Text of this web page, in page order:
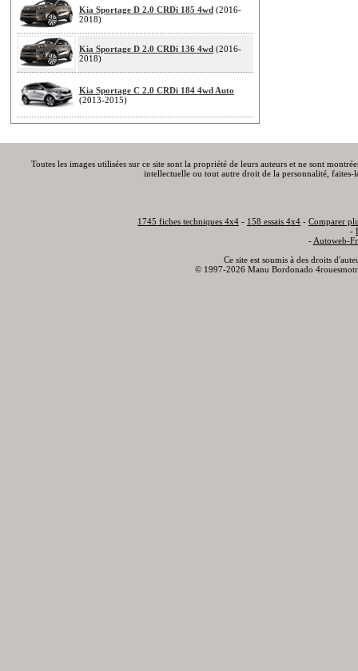
Kia Sportage D 2.0 CRDi 185 4wd (2016-
2018)
Kia Sportage D 2.0 CRDi 136 4wd (2016-
2018)
Kia Sportage C 2.0 CRDi 184 4wd Auto
(2013-2015)
Toutes les images utilisées sur ce site sont la propriété de leurs auteurs et ne sont
intellectuelle ou tout autre droit de la personnalité,
1745 fiches techniques 4x4 - 158 essais 4x4 - Comparer
-
- Autoweb-
Ce site est soumis à des droits
© 1997-2026 Manu Bordonado